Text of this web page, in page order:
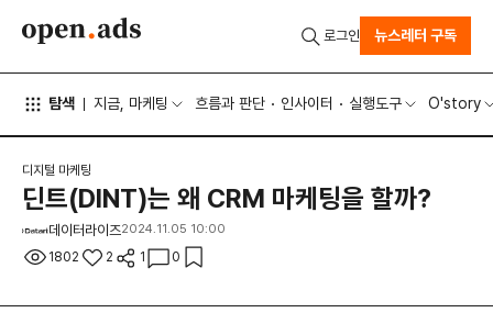
탐색 지금, 마케팅 흐름과 판단 인사이터 실행도구 O'story
로그인 뉴스레터 구독
디지털 마케팅
딘트(DINT)는 왜 CRM 마케팅을 할까?
데이터라이즈2024.11.05 10:00
1802 2 1 0